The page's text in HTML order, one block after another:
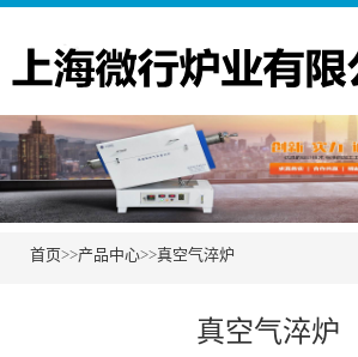
首页>>产品中心>>真空气淬炉
真空气淬炉